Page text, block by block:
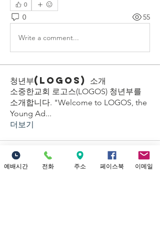
0
0 55
Write a comment...
청년부(LOGOS) 소개
소중한교회 로고스(LOGOS) 청년부를
소개합니다. "Welcome to LOGOS, the
Young Ad...
더보기
예배시간 전화 주소 페이스북 이메일